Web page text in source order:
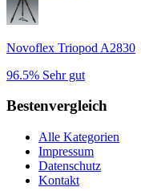
Novoflex Triopod A2830
96.5% Sehr gut
Bestenvergleich
Alle Kategorien
Impressum
Datenschutz
Kontakt